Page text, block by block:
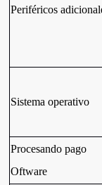
Periféricos
Sistema operativo
Procesando pago
Oftware